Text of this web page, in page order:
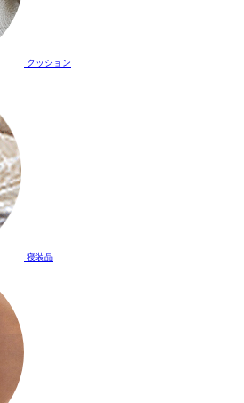
クッション
寝装品